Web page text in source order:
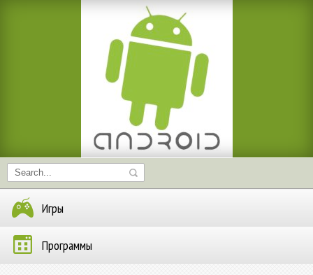
Игры
Программы